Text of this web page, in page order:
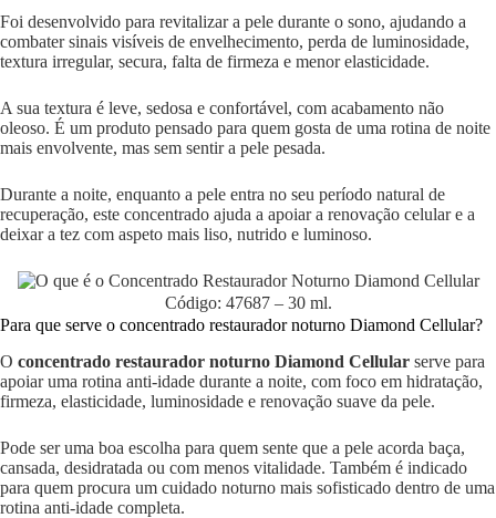
Foi desenvolvido para revitalizar a pele durante o sono, ajudando a
combater sinais visíveis de envelhecimento, perda de luminosidade,
textura irregular, secura, falta de firmeza e menor elasticidade.
A sua textura é leve, sedosa e confortável, com acabamento não
oleoso. É um produto pensado para quem gosta de uma rotina de noite
mais envolvente, mas sem sentir a pele pesada.
Durante a noite, enquanto a pele entra no seu período natural de
recuperação, este concentrado ajuda a apoiar a renovação celular e a
deixar a tez com aspeto mais liso, nutrido e luminoso.
Código: 47687 – 30 ml.
Para que serve o concentrado restaurador noturno Diamond Cellular?
O concentrado restaurador noturno Diamond Cellular serve para
apoiar uma rotina anti-idade durante a noite, com foco em hidratação,
firmeza, elasticidade, luminosidade e renovação suave da pele.
Pode ser uma boa escolha para quem sente que a pele acorda baça,
cansada, desidratada ou com menos vitalidade. Também é indicado
para quem procura um cuidado noturno mais sofisticado dentro de uma
rotina anti-idade completa.